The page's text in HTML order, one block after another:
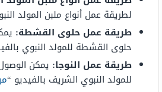
لطريقة عمل أنواع ملبن المولد
طريقة عمل حلوى القشطة:
حلوى القشطة للمولد النبوي
طريقة عمل النوجا: يمكن
للمولد النبوي الشريف بالفيديو “